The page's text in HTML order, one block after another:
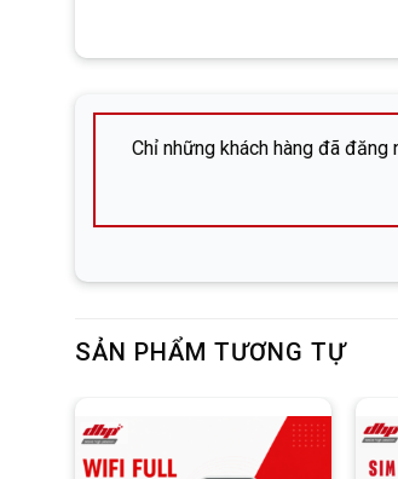
6: Với trường hợp Quý khách tự ý
không chịu trách nhiệm. Lúc đó
Địa chỉ:Hiroshima-shi, Naka-ku,
Facebook:
Nguyễn Đức Đông –
Chỉ những khách hàng đã
SẢN PHẨM TƯƠNG TỰ